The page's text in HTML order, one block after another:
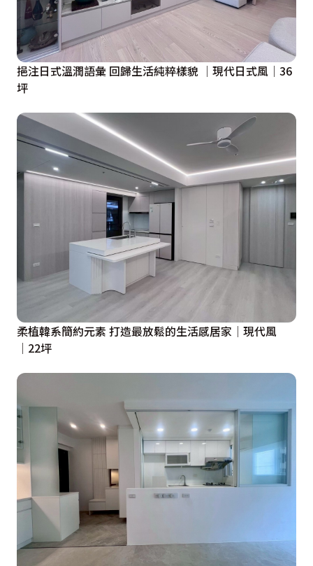
挹注日式溫潤語彙 回歸生活純粹樣貌 │現代日式風│36
坪
柔植韓系簡約元素 打造最放鬆的生活感居家│現代風
│22坪